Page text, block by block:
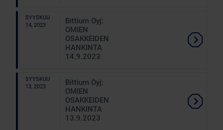
SYYSKUU
14, 2023
Bittium Oyj:
OMIEN
OSAKKEIDEN
HANKINTA
14.9.2023
SYYSKUU
13, 2023
Bittium Oyj:
OMIEN
OSAKKEIDEN
HANKINTA
13.9.2023